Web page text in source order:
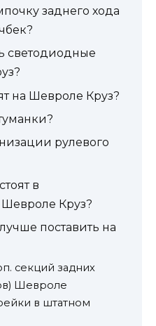
заднего хода
светодиодные
на Шевроле Круз?
рулевого
в
Шевроле Круз?
поставить на
секций задних
Шевроле
в штатном